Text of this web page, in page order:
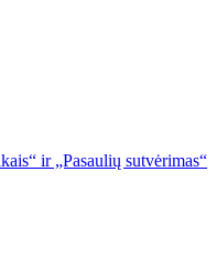
ir „Pasaulių sutvėrimas“